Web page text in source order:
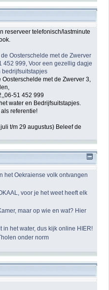
reserveer telefonisch/lastminute
met de Zwerver 3,
51 452 999
water en Bedrijfsuitstapjes.
referentie!
t/m 29 augustus) Beleef de
het Oekraiense volk ontvangen
voor je het weet heeft elk
maar op wie en wat? Hier
het water, dus kijk online HIER!
onder norm